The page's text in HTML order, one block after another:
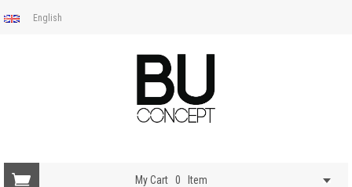
English
My Cart 0 Item